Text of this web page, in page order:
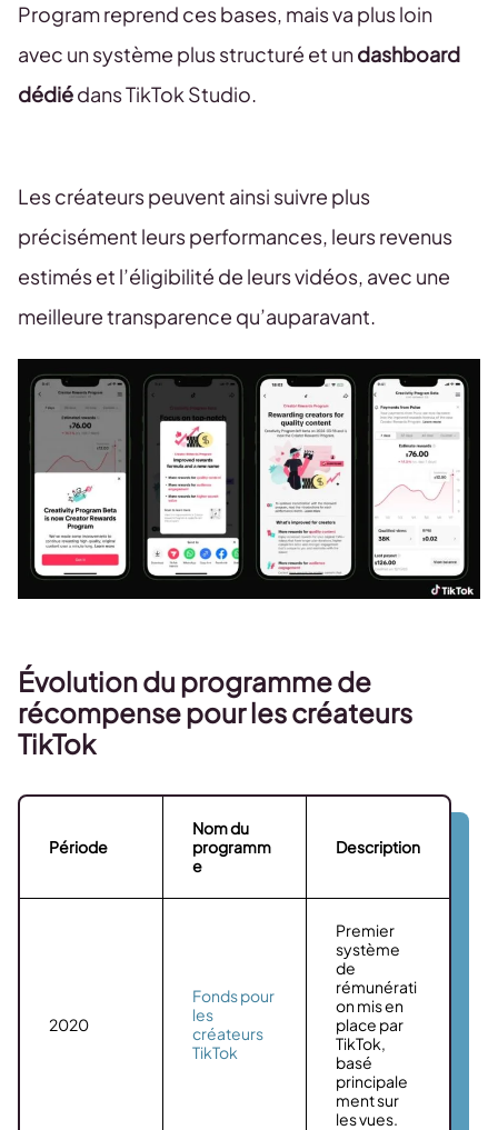
Program reprend ces bases, mais va plus loin
avec un système plus structuré et undashboard
dédiédans TikTok Studio.
Les créateurs peuvent ainsi suivre plus
précisément leurs performances, leurs revenus
estimés et l’éligibilité de leurs vidéos, avec une
meilleure transparence qu’auparavant.
Évolution du programme de
récompense pour les créateurs
TikTok
Période
Nom du
programm
e
Description
2020
Fonds pour
les
créateurs
TikTok
Premier
système
de
rémunérati
on mis en
place par
TikTok,
basé
principale
ment sur
les vues.